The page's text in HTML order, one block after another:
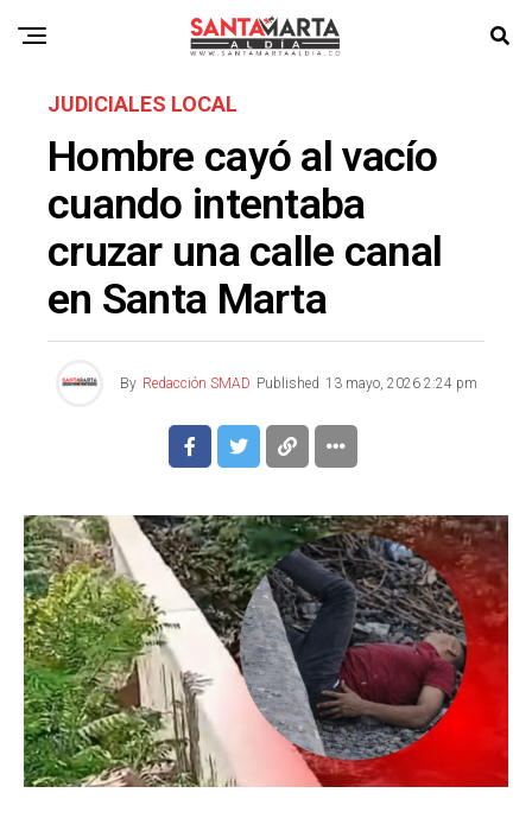
JUDICIALES LOCAL
Hombre cayó al vacío
cuando intentaba
cruzar una calle canal
en Santa Marta
By Redacción SMAD Published 13 mayo, 2026 2:24 pm